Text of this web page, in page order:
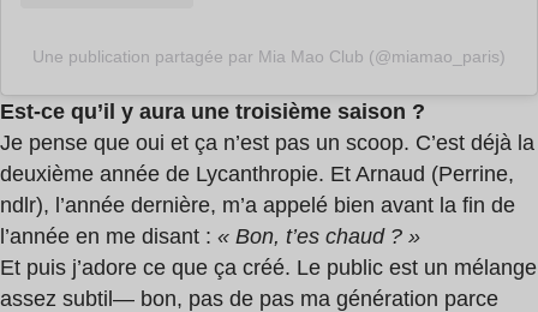
Une publication partagée par Mia Mao Club (@miamao_paris)
Est-ce qu’il y aura une troisième saison ?
Je pense que oui et ça n’est pas un scoop. C’est déjà la
deuxième année de Lycanthropie. Et Arnaud (Perrine,
ndlr), l’année dernière, m’a appelé bien avant la fin de
l’année en me disant : « Bon, t’es chaud ? »
Et puis j’adore ce que ça créé. Le public est un mélange
assez subtil— bon, pas de pas ma génération parce